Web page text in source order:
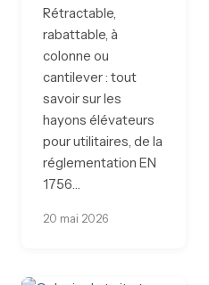
Rétractable,
rabattable, à
colonne ou
cantilever : tout
savoir sur les
hayons élévateurs
pour utilitaires, de la
réglementation EN
1756…
20 mai 2026